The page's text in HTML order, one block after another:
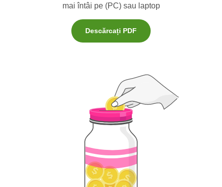
mai întâi pe (PC) sau laptop
Descărcați PDF